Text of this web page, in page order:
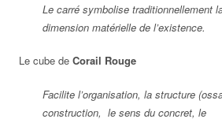
Le carré symbolise traditionnellement
dimension matérielle de l’existence.
Le cube deCorail Rouge
Facilite l’organisation, la structure
construction, le sens du concret, le